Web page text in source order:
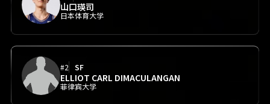
山口瑛司
日本体育大学
#2 SF
ELLIOT CARL DIMACULANGAN
菲律宾大学